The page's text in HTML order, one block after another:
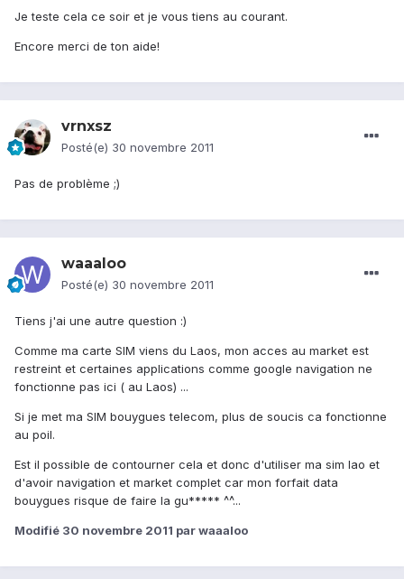
Je teste cela ce soir et je vous tiens au courant.
Encore merci de ton aide!
vrnxsz
Posté(e) 30 novembre 2011
Pas de problème ;)
waaaloo
Posté(e) 30 novembre 2011
Tiens j'ai une autre question :)
Comme ma carte SIM viens du Laos, mon acces au market est
restreint et certaines applications comme google navigation ne
fonctionne pas ici ( au Laos) ...
Si je met ma SIM bouygues telecom, plus de soucis ca fonctionne
au poil.
Est il possible de contourner cela et donc d'utiliser ma sim lao et
d'avoir navigation et market complet car mon forfait data
bouygues risque de faire la gu***** ^^...
Modifié 30 novembre 2011 par waaaloo